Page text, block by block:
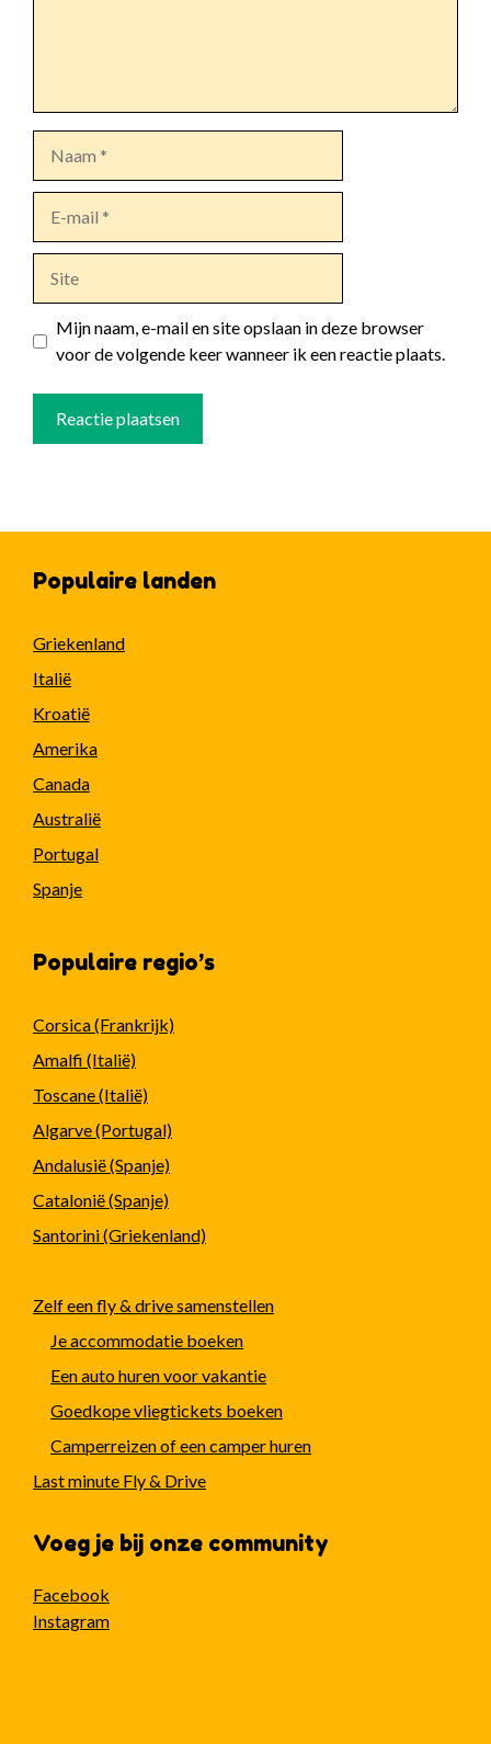
mail
Mijn naam, e-mail en site opslaan in deze browser
voor de volgende keer wanneer ik een reactie plaats.
Populaire landen
Griekenland
Italië
Kroatië
Amerika
Canada
Australië
Portugal
Spanje
Populaire regio’s
Corsica (Frankrijk)
Amalfi (Italië)
Toscane (Italië)
Algarve (Portugal)
Andalusië (Spanje)
Catalonië (Spanje)
Santorini (Griekenland)
Zelf een fly & drive samenstellen
Je accommodatie boeken
Een auto huren voor vakantie
Goedkope vliegtickets boeken
Camperreizen of een camper huren
Last minute Fly & Drive
Voeg je bij onze community
Facebook
Instagram